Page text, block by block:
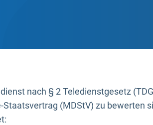
nach § 2 Teledienstgesetz
(MDStV) zu bewerten